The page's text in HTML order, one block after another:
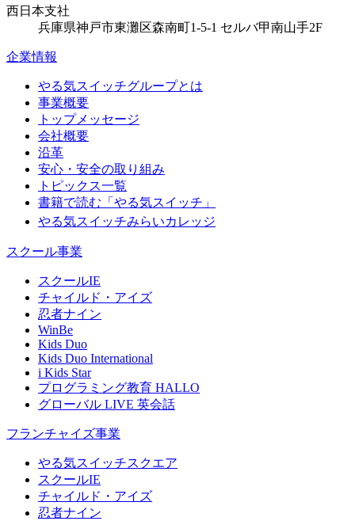
西日本支社
兵庫県神戸市東灘区森南町1-5-1 セルバ甲南山手2F
企業情報
やる気スイッチグループとは
事業概要
トップメッセージ
会社概要
沿革
安心・安全の取り組み
トピックス一覧
書籍で読む「やる気スイッチ」
やる気スイッチみらいカレッジ
スクール事業
スクールIE
チャイルド・アイズ
忍者ナイン
WinBe
Kids Duo
Kids Duo International
i Kids Star
プログラミング教育 HALLO
グローバル LIVE 英会話
フランチャイズ事業
やる気スイッチスクエア
スクールIE
チャイルド・アイズ
忍者ナイン